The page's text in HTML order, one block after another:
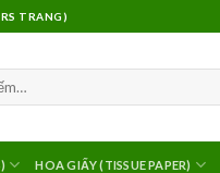
TRANG)
HOA GIẤY (TISSUE PAPER)